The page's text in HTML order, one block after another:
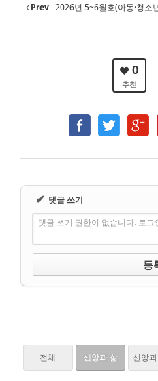
Prev 2026년 5~6월호(아동·청소
0
추천
✔ 댓글 쓰기
댓글 쓰기 권한이 없습니다. 로그
전체 신앙과 삶